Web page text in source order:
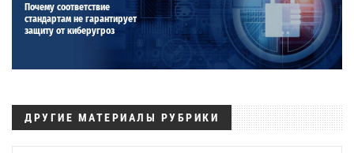
Почему соответствие
стандартам не гарантирует
защиту от киберугроз
ДРУГИЕ МАТЕРИАЛЫ РУБРИКИ